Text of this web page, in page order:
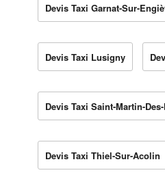
Devis Taxi Garnat-Sur-
Devis Taxi Lusigny
Devis Taxi Saint-Martin-
Devis Taxi Thiel-Sur-Acolin